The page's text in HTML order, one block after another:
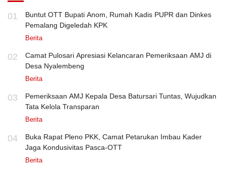
01
Buntut OTT Bupati Anom, Rumah Kadis PUPR dan Dinkes
Pemalang Digeledah KPK
Berita
02
Camat Pulosari Apresiasi Kelancaran Pemeriksaan AMJ di
Desa Nyalembeng
Berita
03
Pemeriksaan AMJ Kepala Desa Batursari Tuntas, Wujudkan
Tata Kelola Transparan
Berita
04
Buka Rapat Pleno PKK, Camat Petarukan Imbau Kader
Jaga Kondusivitas Pasca-OTT
Berita